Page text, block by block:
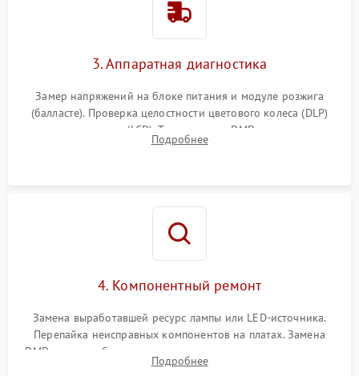
3. Аппаратная диагностика
Замер напряжений на блоке питания и модуле розжига
(балласте). Проверка целостности цветового колеса (DLP)
или поляризаторов (LCD). Тестирование DMD-чипа, датчиков
температуры и оптопар с помощью мультиметра и
Подробнее
4. Компонентный ремонт
Замена выработавшей ресурс лампы или LED-источника.
Перепайка неисправных компонентов на платах. Замена
DMD-чипа при битых пикселях, установка нового цветового
колеса или восстановление сгоревших поляризационных
Подробнее